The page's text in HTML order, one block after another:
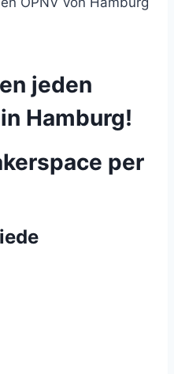
jeden
Hamburg!
per